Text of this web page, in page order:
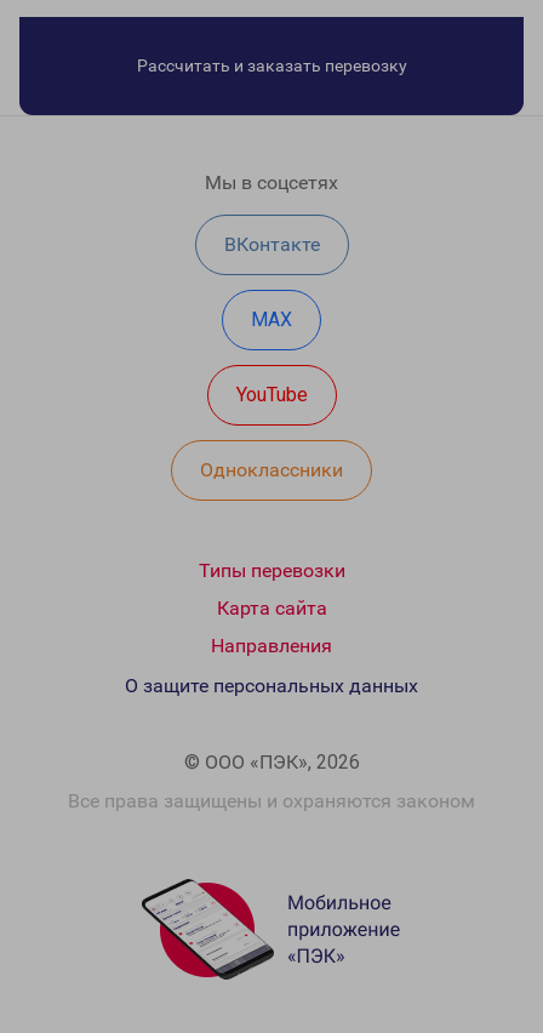
Рассчитать и заказать перевозку
Мы в соцсетях
ВКонтакте
MAX
YouTube
Одноклассники
Типы перевозки
Карта сайта
Направления
© ООО «ПЭК», 2026
Все права защищены и охраняются законом
О защите персональных данных